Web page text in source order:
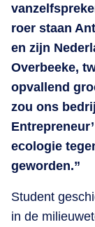
roer staan
en zijn
Overbeeke,
opvallend
zou ons
ecologie
geworden.”
Student
in de